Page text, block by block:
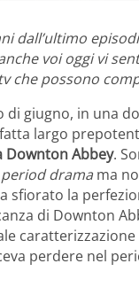
dall’ultimo
voi oggi vi
che possono
giugno, in una
largo
Downton Abbey.
period drama ma
la
di Downton
perdere nel